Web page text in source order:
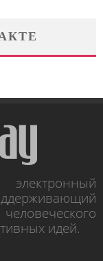
идей.